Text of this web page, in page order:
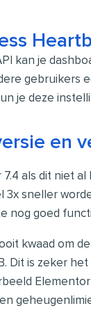
kan je
gebruikers
je deze
en
als dit niet
sneller
nog goed
kwaad om
Dit is zeker